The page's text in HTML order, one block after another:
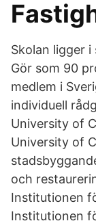
Skolan ligger
Gör som 90
medlem i
individuell
University of
University of
och
Institutionen
Institutionen